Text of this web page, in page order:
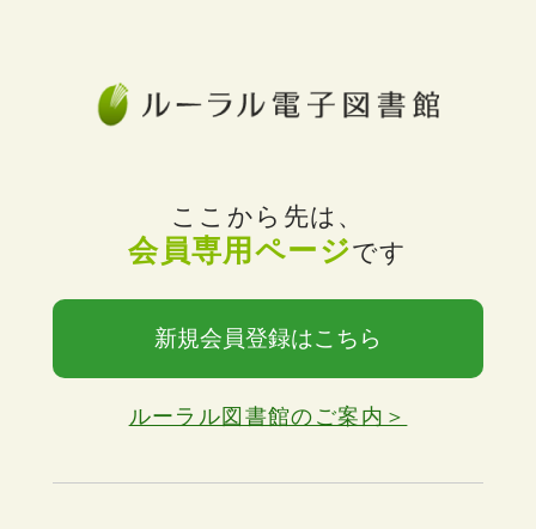
ここから先は、
会員専用ページです
新規会員登録はこちら
ルーラル図書館のご案内＞